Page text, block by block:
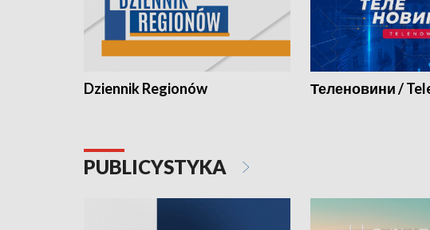
Dziennik Regionów Теленовини /
PUBLICYSTYKA